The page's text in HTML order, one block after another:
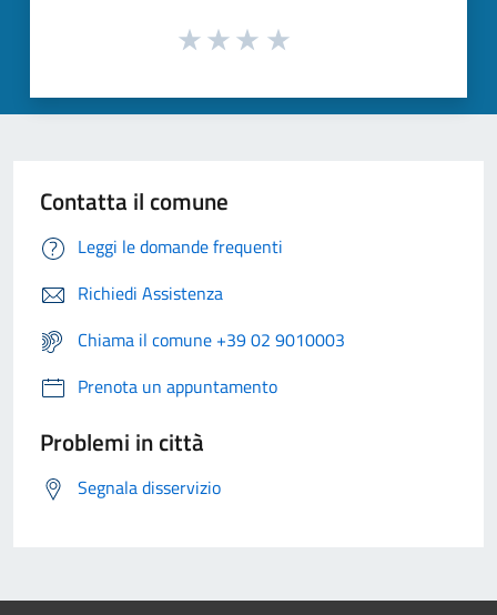
Contatta il comune
Leggi le domande frequenti
Richiedi Assistenza
Chiama il comune +39 02 9010003
Prenota un appuntamento
Problemi in città
Segnala disservizio